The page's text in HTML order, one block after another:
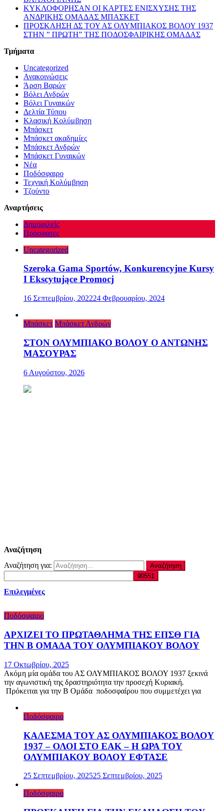
ΚΥΚΛΟΦΟΡΗΣΑΝ ΟΙ ΚΑΡΤΕΣ ΕΝΙΣΧΥΣΗΣ ΤΗΣ
ΑΝΔΡΙΚΗΣ ΟΜΑΔΑΣ ΜΠΑΣΚΕΤ
ΠΡΟΣΚΛΗΣΗ ΔΣ ΤΟΥ ΑΣ ΟΛΥΜΠΙΑΚΟΣ ΒΟΛΟΥ 1937
ΣΤΗΝ ” ΠΡΩΤΗ” ΤΗΣ ΠΟΔΟΣΦΑΙΡΙΚΗΣ ΟΜΑΔΑΣ
Τμήματα
Uncategorized
Ανακοινώσεις
Άρση Βαρών
Βόλει Ανδρών
Βόλει Γυναικών
Δελτία Τύπου
Κλασική Κολύμβηση
Μπάσκετ
Μπάσκετ ακαδημίες
Μπάσκετ Ανδρών
Μπάσκετ Γυναικών
Νέα
Ποδόσφαιρο
Τεχνική Κολύμβηση
Τζούντο
Αναρτήσεις
Δημοφιλείς
Πρόσφατες
Uncategorized
Szeroka Gama Sportów, Konkurencyjne Kursy
I Ekscytujące Promocj
16 Σεπτεμβρίου, 202224 Φεβρουαρίου, 2024
Μπάσκετ Μπάσκετ Ανδρών
ΣΤΟΝ ΟΛΥΜΠΙΑΚΟ ΒΟΛΟΥ Ο ΑΝΤΩΝΗΣ
ΜΑΣΟΥΡΑΣ
6 Αυγούστου, 2026
Αναζήτηση
Αναζήτηση για:
Επιλεγμένες
Ποδόσφαιρο
ΑΡΧΙΖΕΙ ΤΟ ΠΡΩΤΑΘΛΗΜΑ ΤΗΣ ΕΠΣΘ ΓΙΑ
ΤΗΝ Β ΟΜΑΔΑ ΤΟΥ ΟΛΥΜΠΙΑΚΟΥ ΒΟΛΟΥ
17 Οκτωβρίου, 2025
Ακόμη μία ομάδα του ΑΣ ΟΛΥΜΠΙΑΚΟΣ ΒΟΛΟΥ 1937 ξεκινά
την αγωνιστική της δραστηριότητα την προσεχή Κυριακή.
Πρόκειται για την Β Ομάδα ποδοσφαίρου που συμμετέχει για
Ποδόσφαιρο
ΚΑΛΕΣΜΑ ΤΟΥ ΑΣ ΟΛΥΜΠΙΑΚΟΣ ΒΟΛΟΥ
1937 – ΟΛΟΙ ΣΤΟ ΕΑΚ – Η ΩΡΑ ΤΟΥ
ΟΛΥΜΠΙΑΚΟΥ ΒΟΛΟΥ ΕΦΤΑΣΕ
25 Σεπτεμβρίου, 202525 Σεπτεμβρίου, 2025
Ποδόσφαιρο